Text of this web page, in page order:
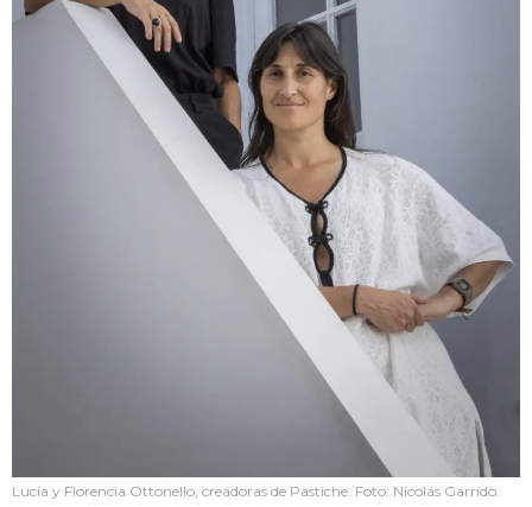
Lucía y Florencia Ottonello, creadoras de Pastiche. Foto: Nicolás Garrido.